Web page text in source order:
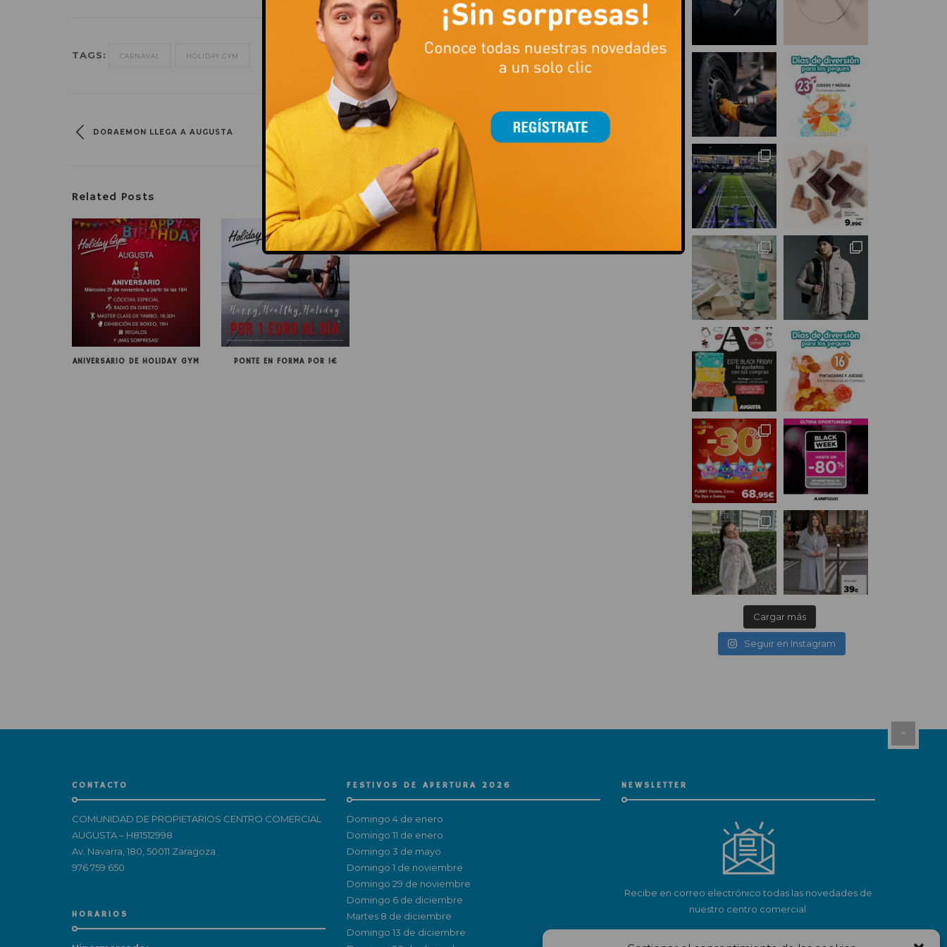
TAGS: CARNAVAL HOLIDAY GYM
DORAEMON LLEGA A AUGUSTA TE DEVOLVEMOS EL 25% DE TODAS TUS COMPRAS
Related Posts
ANIVERSARIO DE HOLIDAY GYM PONTE EN FORMA POR 1€
Cargar más
Seguir en Instagram
CONTACTO
COMUNIDAD DE PROPIETARIOS CENTRO COMERCIAL
AUGUSTA – H81512998
Av. Navarra, 180, 50011 Zaragoza
976 759 650
HORARIOS
FESTIVOS DE APERTURA 2026
Domingo 4 de enero
Domingo 11 de enero
Domingo 3 de mayo
Domingo 1 de noviembre
Domingo 29 de noviembre
Domingo 6 de diciembre
Martes 8 de diciembre
Domingo 13 de diciembre
NEWSLETTER
Recibe en correo electrónico todas las novedades de
nuestro centro comercial.